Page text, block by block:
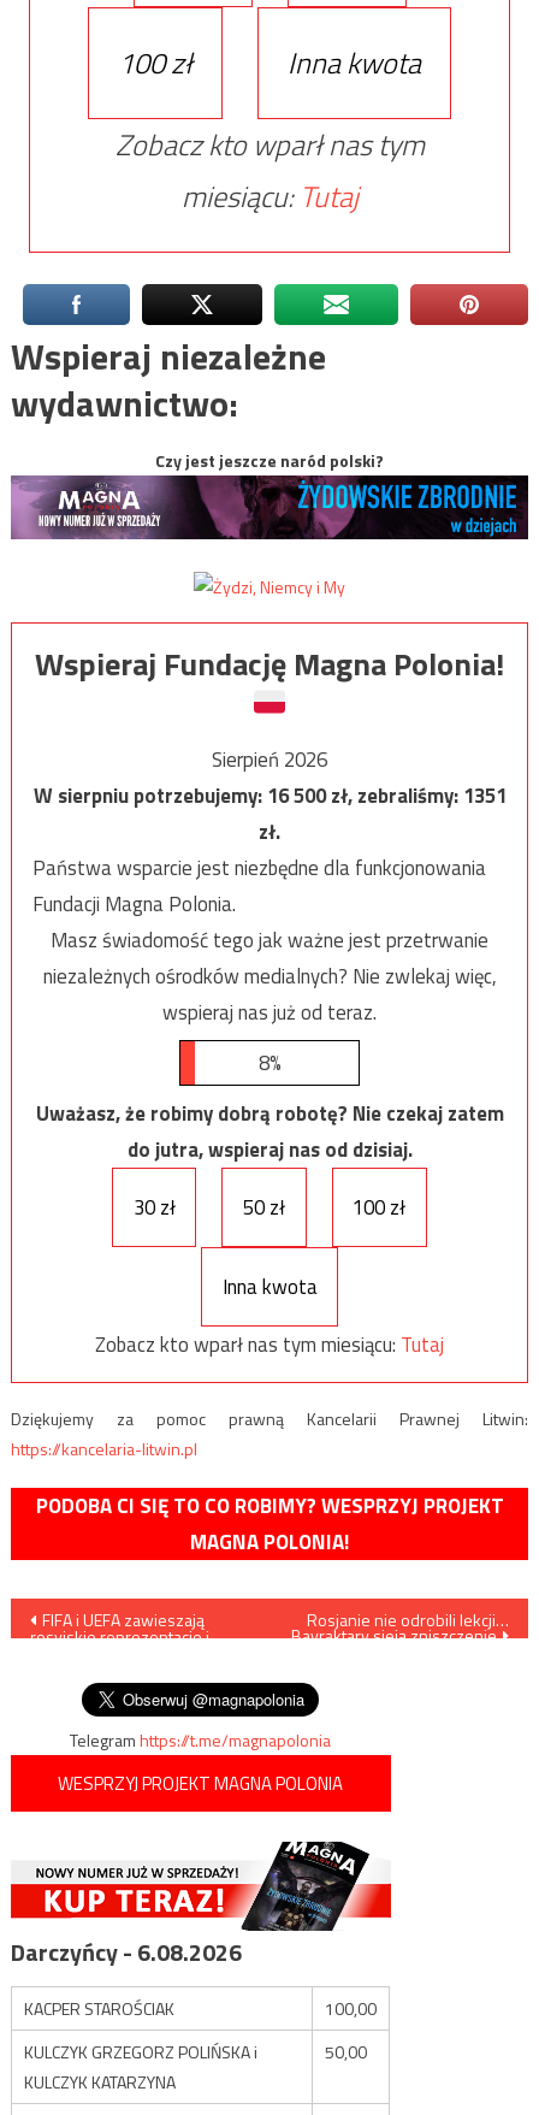
100 zł
Inna kwota
Zobacz kto wparł nas tym
miesiącu: Tutaj
Wspieraj niezależne
wydawnictwo:
Czy jest jeszcze naród polski?
Wspieraj Fundację Magna Polonia!
Sierpień 2026
W sierpniu potrzebujemy:16 500zł, zebraliśmy:1351
zł.
Państwa wsparcie jest niezbędne dla funkcjonowania
Fundacji Magna Polonia.
Masz świadomość tego jak ważne jest przetrwanie
niezależnych ośrodków medialnych? Nie zwlekaj więc,
wspieraj nas już od teraz.
8%
Uważasz, że robimy dobrą robotę? Nie czekaj zatem
do jutra, wspieraj nas od dzisiaj.
30 zł
50 zł 100 zł
Inna kwota
Zobacz kto wparł nas tym miesiącu: Tutaj
Dziękujemy za pomoc prawną Kancelarii Prawnej Litwin:
https://kancelaria-litwin.pl
PODOBA CI SIĘ TO CO ROBIMY? WESPRZYJ PROJEKT
MAGNA POLONIA!
Nawigacja
wpisu
FIFA i UEFA zawieszają
rosyjskie reprezentacje i
Rosjanie nie odrobili lekcji…
Bayraktary sieją zniszczenie
Telegramhttps://t.me/magnapolonia
WESPRZYJ PROJEKT MAGNA POLONIA
Darczyńcy - 6.08.2026
KACPER STAROŚCIAK
100,00
KULCZYK GRZEGORZ POLIŃSKA i
KULCZYK KATARZYNA
50,00